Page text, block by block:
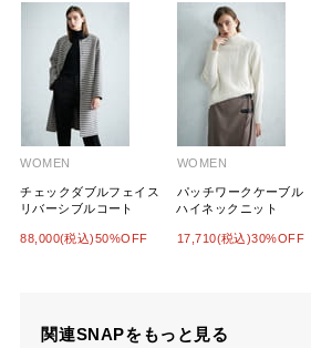
WOMEN
チェックダブルフェイス
リバーシブルコート
88,000(税込)50%OFF
WOMEN
パッチワークケーブル
ハイネックニット
17,710(税込)30%OFF
関連SNAPをもっと見る